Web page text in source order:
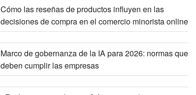
Cómo las reseñas de productos influyen en las
decisiones de compra en el comercio minorista online
Marco de gobernanza de la IA para 2026: normas que
deben cumplir las empresas